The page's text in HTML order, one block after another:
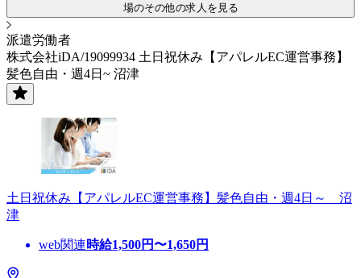
場のその他の求人を見る
派遣労働者
株式会社iDA/19099934 土日祝休み【アパレルEC運営事務】
髪色自由・週4日~ 沼津
土日祝休み【アパレルEC運営事務】髪色自由・週4日～ 沼
津
web関連時給1,500円〜1,650円